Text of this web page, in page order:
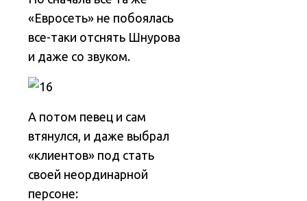
«Евросеть» не побоялась
все-таки отснять Шнурова
и даже со звуком.
А потом певец и сам
втянулся, и даже выбрал
«клиентов» под стать
своей неординарной
персоне: